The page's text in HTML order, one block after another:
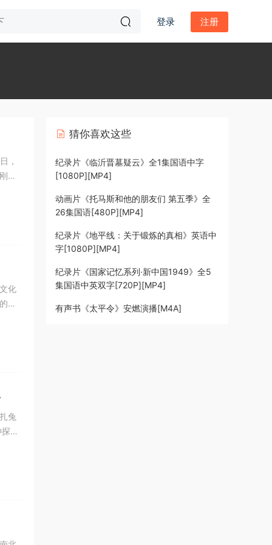
登录 注册
，
解
化
精
兔
大
猜你喜欢这些
纪录片《临沂晋墓疑云》全1集国语中字
[1080P][MP4]
动画片《托马斯和他的朋友们 第五季》全
26集国语[480P][MP4]
纪录片《地平线：关于锻炼的真相》英语中
字[1080P][MP4]
纪录片《国家记忆系列·新中国1949》全5
集国语中英双字[720P][MP4]
有声书《太平令》安燃演播[M4A]